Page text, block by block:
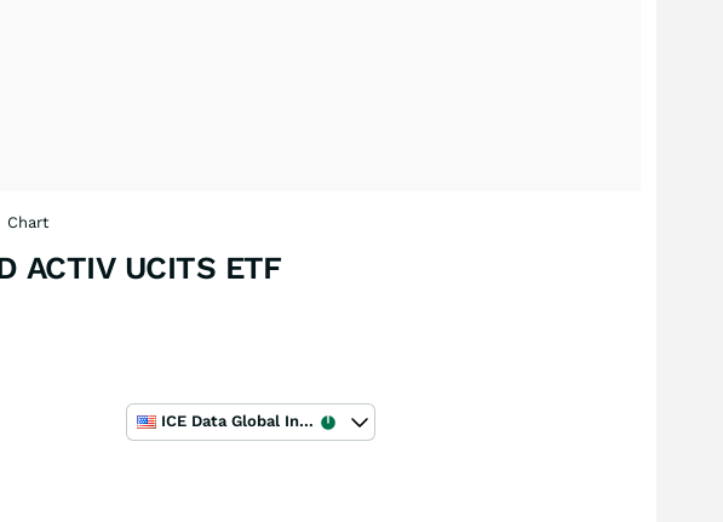
Chart
ACTIV UCITS ETF
ICE Data Global Index